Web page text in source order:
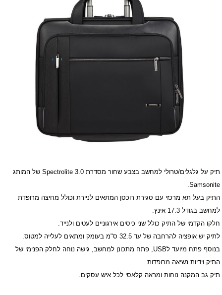
תיק על גלגלים/טרולי למחשב בצבע שחור מסדרת Spectrolite 3.0 של המותג
Samsonite.
התיק בעל תא מרכזי עם סגירת רוכסן המתאים לניירת וכולל מחיצה מרופדת
למחשב בגודל 17.3 אינץ.
חלקו הקדמי של התיק כולל שני כיסים אירגוניים לעטים ולנייד.
לתיק יש אופציה להרחבה של עד 32.5 ס"מ בעומק ומתאים לעלייה למטוס.
בנוסף פתח מיועד לUSB, פתח מתכונן למחשב, גישה נוחה לחלק הפנימי של
התיק וידיות נשיאה מרופדות.
תיק גב המקנה נוחות ומראה קלאסי לכל איש עסקים.